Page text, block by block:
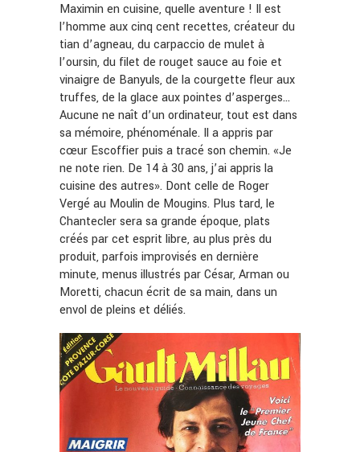
Maximin en cuisine, quelle aventure ! Il est
l’homme aux cinq cent recettes, créateur du
tian d’agneau, du carpaccio de mulet à
l’oursin, du filet de rouget sauce au foie et
vinaigre de Banyuls, de la courgette fleur aux
truffes, de la glace aux pointes d’asperges…
Aucune ne naît d’un ordinateur, tout est dans
sa mémoire, phénoménale. Il a appris par
cœur Escoffier puis a tracé son chemin. «Je
ne note rien. De 14 à 30 ans, j’ai appris la
cuisine des autres». Dont celle de Roger
Vergé au Moulin de Mougins. Plus tard, le
Chantecler sera sa grande époque, plats
créés par cet esprit libre, au plus près du
produit, parfois improvisés en dernière
minute, menus illustrés par César, Arman ou
Moretti, chacun écrit de sa main, dans un
envol de pleins et déliés.